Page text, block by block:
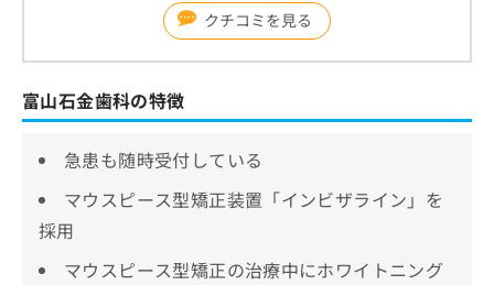
クチコミを見る
富山石金歯科の特徴
急患も随時受付している
マウスピース型矯正装置「インビザライン」を
採用
マウスピース型矯正の治療中にホワイトニング